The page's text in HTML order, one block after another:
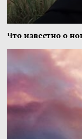
Что известно о